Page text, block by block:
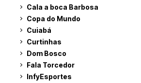
Cala a boca Barbosa
Copa do Mundo
Cuiabá
Curtinhas
Dom Bosco
Fala Torcedor
InfyEsportes